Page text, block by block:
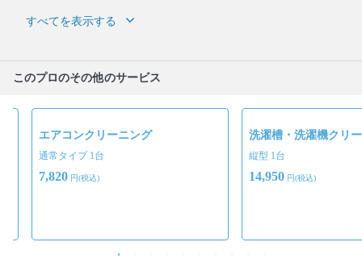
すべてを表示する
このプロのその他のサービス
エアコンクリーニング
通常タイプ 1台
7,820 円(税込)
洗濯槽・洗濯機クリ
縦型 1台
14,950 円(税込)